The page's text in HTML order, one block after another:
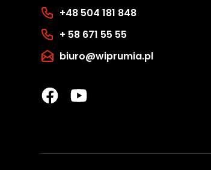
+48 504 181 848
+ 58 671 55 55
biuro@wiprumia.pl